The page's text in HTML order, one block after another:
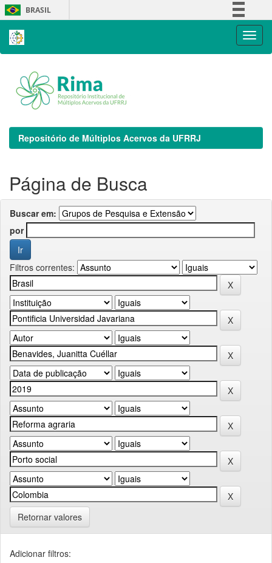
Skip
navigation
BRASIL
Repositório de Múltiplos Acervos da UFRRJ
Página de Busca
Buscar em:
por
Filtros correntes:
Retornar valores
Adicionar filtros: